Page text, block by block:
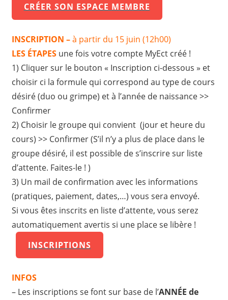
CRÉER SON ESPACE MEMBRE
INSCRIPTION –à partir du 15 juin (12h00)
LES ÉTAPESune fois votre compte MyEct créé !
1) Cliquer sur le bouton « Inscription ci-dessous » et
choisir ci la formule qui correspond au type de cours
désiré (duo ou grimpe) et à l’année de naissance >>
Confirmer
2) Choisir le groupe qui convient (jour et heure du
cours) >> Confirmer (S’il n’y a plus de place dans le
groupe désiré, il est possible de s’inscrire sur liste
d’attente. Faites-le ! )
3) Un mail de confirmation avec les informations
(pratiques, paiement, dates,…) vous sera envoyé.
Si vous êtes inscrits en liste d’attente, vous serez
automatiquement avertis si une place se libère !
INSCRIPTIONS
INFOS
– Les inscriptions se font sur base de l’ANNÉE de